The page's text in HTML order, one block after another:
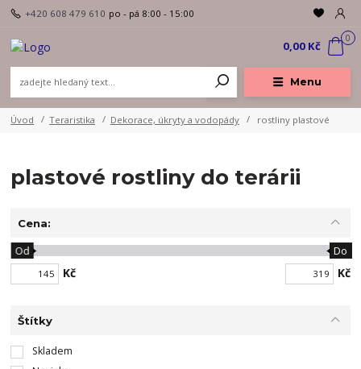
Menu
+420 608 479 610 po - pá 8:00 - 15:00
0
0,00 Kč
Úvod Teraristika Dekorace, úkryty a vodopády rostliny plastové
plastové rostliny do terárii
Cena:
Kč
Od Do
Kč
Štítky
Skladem